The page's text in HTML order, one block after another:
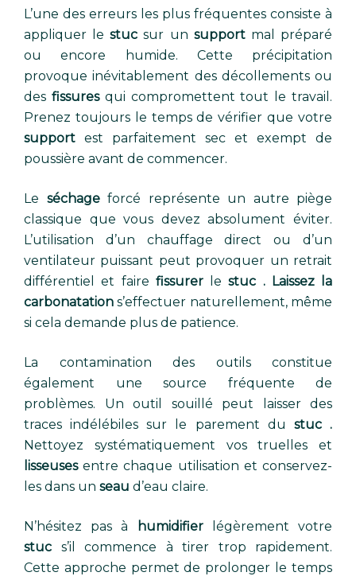
L’une des erreurs les plus fréquentes consiste à
appliquer lestuc sur un supportmal préparé
ou encore humide. Cette précipitation
provoque inévitablement des décollements ou
des fissuresqui compromettent tout le travail.
Prenez toujours le temps de vérifier que votre
support est parfaitement sec et exempt de
poussière avant de commencer.
Le séchageforcé représente un autre piège
classique que vous devez absolument éviter.
L’utilisation d’un chauffage direct ou d’un
ventilateur puissant peut provoquer un retrait
différentiel et faire fissurerlestuc . Laissez la
carbonatation s’effectuer naturellement, même
si cela demande plus de patience.
La contamination des outils constitue
également une source fréquente de
problèmes. Un outil souillé peut laisser des
traces indélébiles sur le parement du stuc .
Nettoyez systématiquement vos truelles et
lisseusesentre chaque utilisation et conservez-
les dans un seau d’eau claire.
N’hésitez pas à humidifierlégèrement votre
stuc s’il commence à tirer trop rapidement.
Cette approche permet de prolonger le temps